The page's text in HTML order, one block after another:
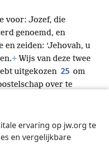
ervaring op jw.org te
en vergelijkbare
voor: Jozef, die
genoemd, en
en zeiden: ‘Jehovah, u
+ Wijs van deze twee
uitgekozen 25 om
over te
werd aan de